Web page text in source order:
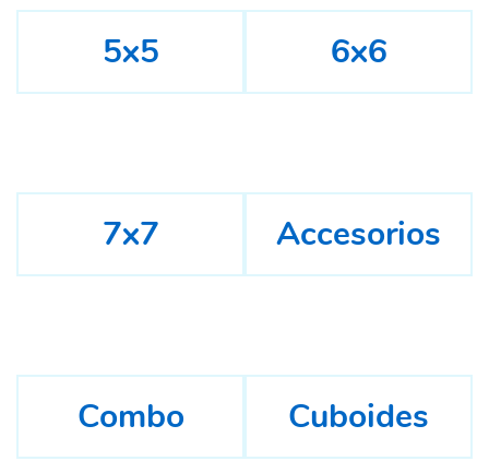
5x5 6x6
7x7 Accesorios
Combo Cuboides